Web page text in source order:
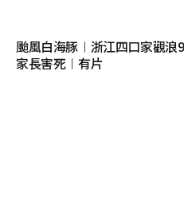
颱風白海豚︱浙江四口家觀
家長害死︱有片